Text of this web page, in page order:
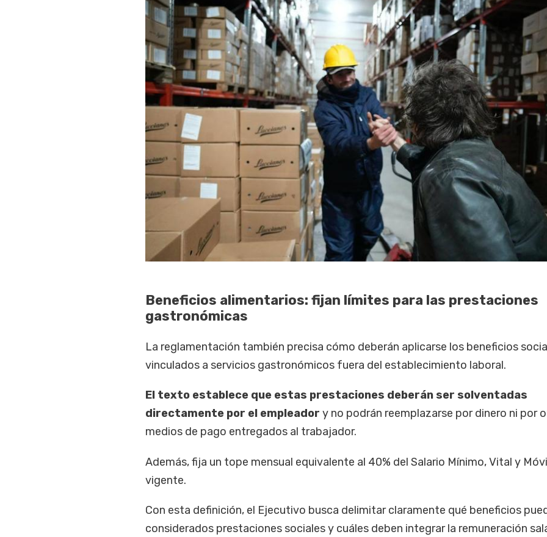
Beneficios alimentarios: fijan límites para las prestaciones
gastronómicas
La reglamentación también precisa cómo deberán aplicarse los beneficios
vinculados a servicios gastronómicos fuera del establecimiento laboral.
El texto establece que estas prestaciones deberán ser solventadas
directamente por el empleador y no podrán reemplazarse por dinero ni por
medios de pago entregados al trabajador.
Además, fija un tope mensual equivalente al 40% del Salario Mínimo, Vital y
vigente.
Con esta definición, el Ejecutivo busca delimitar claramente qué beneficios
considerados prestaciones sociales y cuáles deben integrar la remuneración